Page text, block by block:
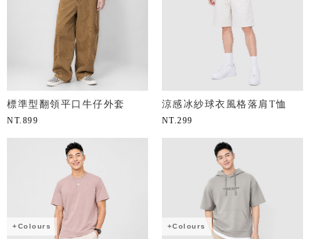
標準型翻領平口牛仔外套
NT. 899
涼感冰紗球衣風格落肩T恤
NT. 299
+Colours +Colours